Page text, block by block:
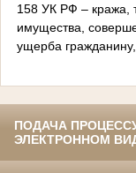
158 УК РФ – кража,
имущества,
ущерба гражданину,
ПОДАЧА
ЭЛЕКТРОННОМ